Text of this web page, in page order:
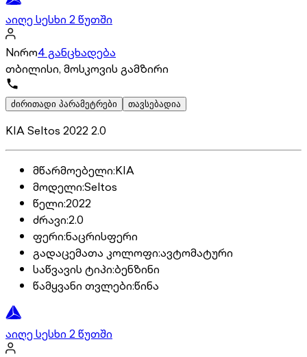
აიღე სესხი 2 წუთში
Nირო4 განცხადება
თბილისი, მოსკოვის გამზირი
ძირითადი პარამეტრები თავსებადია
KIA Seltos 2022 2.0
მწარმოებელი:KIA
მოდელი:Seltos
წელი:2022
ძრავი:2.0
ფერი:ნაცრისფერი
გადაცემათა კოლოფი:ავტომატური
საწვავის ტიპი:ბენზინი
წამყვანი თვლები:წინა
აიღე სესხი 2 წუთში